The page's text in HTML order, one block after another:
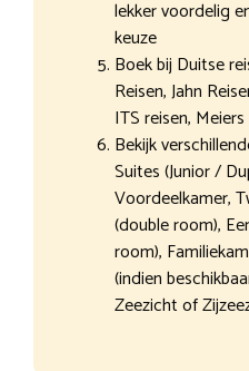
lekker voordelig
keuze
Boek bij Duitse
Reisen, Jahn
ITS reisen,
Bekijk
Suites (Junior /
Voordeelkamer,
(double room),
room),
(indien
Zeezicht of